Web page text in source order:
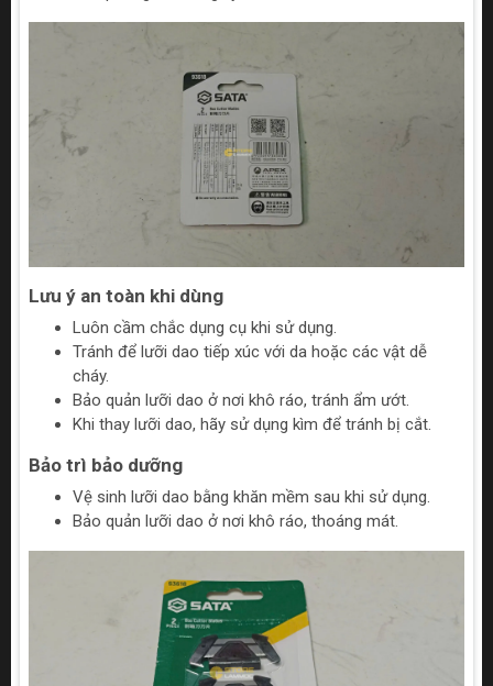
Lưu ý an toàn khi dùng
Luôn cầm chắc dụng cụ khi sử dụng.
Tránh để lưỡi dao tiếp xúc với da hoặc các vật dễ
cháy.
Bảo quản lưỡi dao ở nơi khô ráo, tránh ẩm ướt.
Khi thay lưỡi dao, hãy sử dụng kìm để tránh bị cắt.
Bảo trì bảo dưỡng
Vệ sinh lưỡi dao bằng khăn mềm sau khi sử dụng.
Bảo quản lưỡi dao ở nơi khô ráo, thoáng mát.